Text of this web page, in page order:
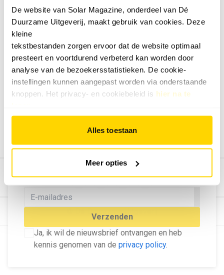
De website van Solar Magazine, onderdeel van Dé
Duurzame Uitgeverij, maakt gebruik van cookies. Deze
kleine
tekstbestanden zorgen ervoor dat de website optimaal
presteert en voortdurend verbeterd kan worden door
analyse van de bezoekersstatistieken. De cookie-
instellingen kunnen aangepast worden via onderstaande
knoppen. Het privacy- en cookiebeleid is hier na te
Alles toestaan
Meer opties
MELD U AAN VOOR ONZE
NIEUWSBRIEF
Blijf op de hoogte van het laatste nieuws!
Verzenden
Ja, ik wil de nieuwsbrief ontvangen en heb
kennis genomen van de privacy policy.
Installateurzoeker
Cookievoorkeuren wijzigen
English
Geef ons feedback
Vertel ons wat je van onze website vindt.
Tip de redactie
Bekijk hier de mogelijkheden.
© Dé Duurzame Uitgeverij